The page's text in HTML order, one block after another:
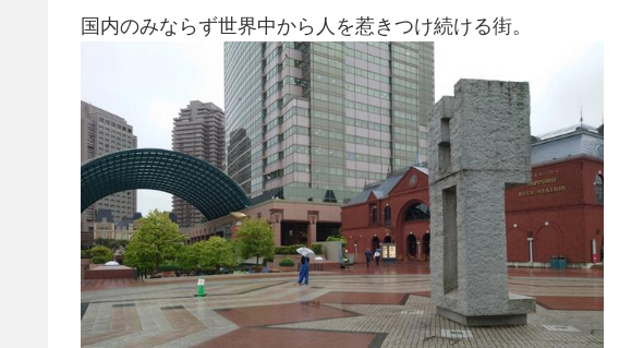
国内のみならず世界中から人を惹きつけ続ける街。